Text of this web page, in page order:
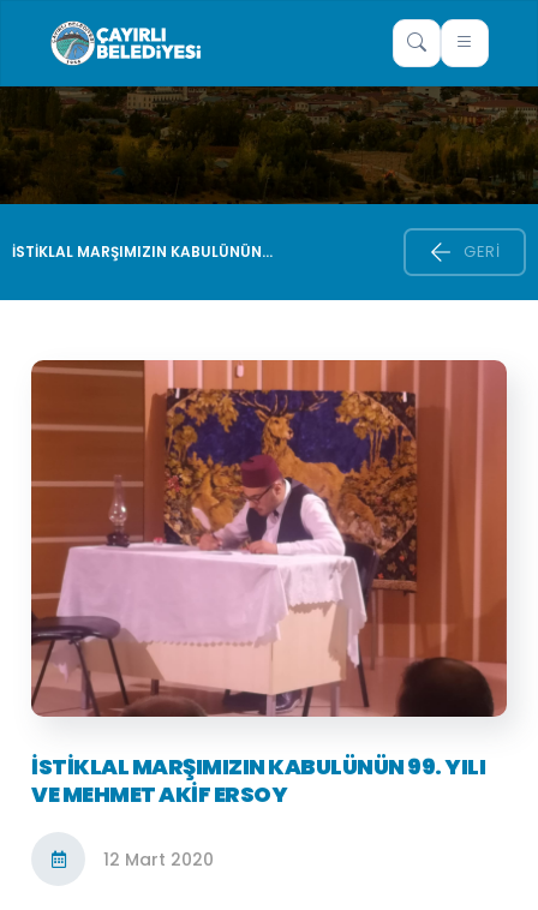
İSTİKLAL MARŞIMIZIN KABULÜNÜN... GERI
İSTİKLAL MARŞIMIZIN KABULÜNÜN 99. YILI
VE MEHMET AKİF ERSOY
12 Mart 2020